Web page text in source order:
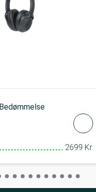
Bedømmelse
2699 Kr.